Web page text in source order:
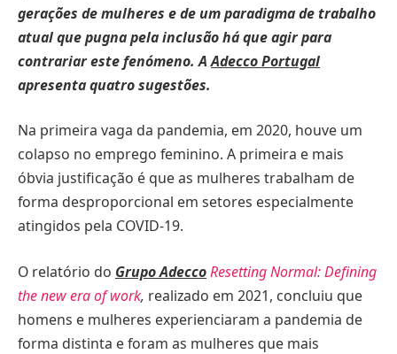
gerações de mulheres e de um paradigma de trabalho
atual que pugna pela inclusão há que agir para
contrariar este fenómeno.AAdecco Portugal
apresenta quatro sugestões.
Na primeira vaga da pandemia, em 2020, houve um
colapso no emprego feminino. A primeira e mais
óbvia justificação é que as mulheres trabalham de
forma desproporcional em setores especialmente
atingidos pela COVID-19.
O relatório do Grupo AdeccoResetting Normal: Defining
the new era of work, realizado em 2021, concluiu que
homens e mulheres experienciaram a pandemia de
forma distinta e foram as mulheres que mais